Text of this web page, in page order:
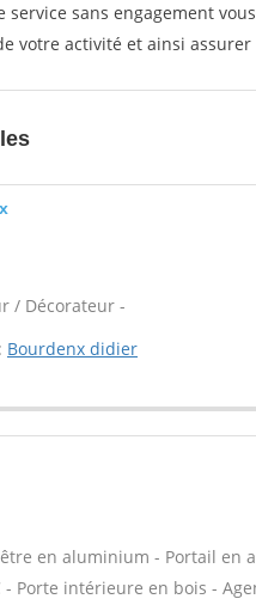
service sans engagement
votre activité et ainsi
/ Décorateur -
Bourdenx didier
en aluminium - Portail en
- Porte intérieure en bois -